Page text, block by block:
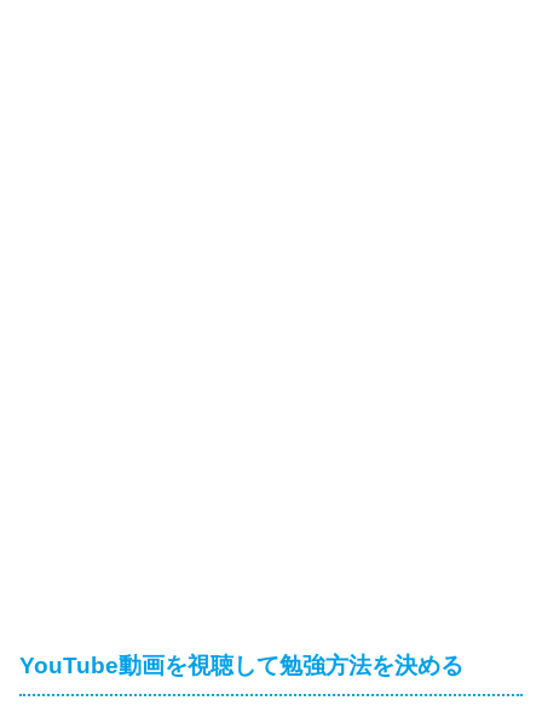
YouTube動画を視聴して勉強方法を決める